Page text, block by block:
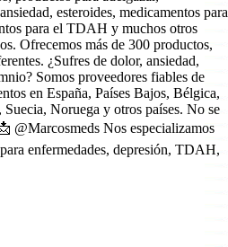
esteroides, medicamentos para
para el TDAH y muchos otros
Ofrecemos más de 300 productos,
¿Sufres de dolor, ansiedad,
Somos proveedores fiables de
en España, Países Bajos, Bélgica,
Noruega y otros países. No se
@Marcosmeds Nos especializamos
enfermedades, depresión, TDAH,